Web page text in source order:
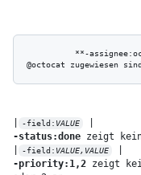
-field: VALUE
-status:done zeigt
-field: VALUE,VALUE
-priority:1,2 zeigt